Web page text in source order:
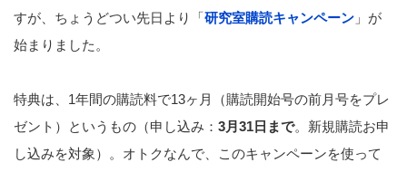
すが、ちょうどつい先日より「研究室購読キャンペーン 」が
始まりました。
特典は、1年間の購読料で13ヶ月（購読開始号の前月号をプレ
ゼント）というもの（申し込み： 3月31日まで。新規購読お申
し込みを対象）。オトクなんで、このキャンペーンを使って